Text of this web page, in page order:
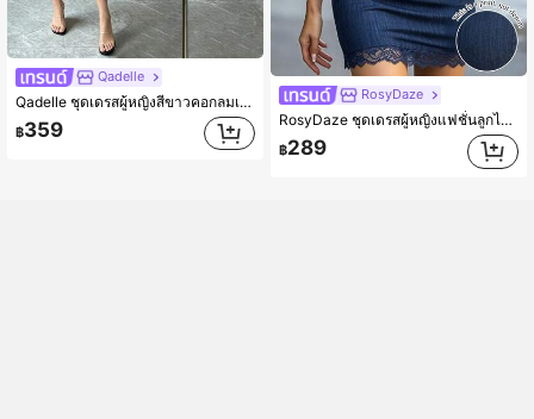
Qadelle
Qadelle ชุดเดรสผู้หญิงสีขาวคอกลมเอวสั้นทรงเอไลน์สำหรับใส่ไปทำงานพร้อมการตกแต่งลูกไม้
฿359
RosyDaze
RosyDaze ชุดเดรสผู้หญิงแฟชั่นลูกไม้คอวี ยืดหยุ่นสูง แขน 3/4 ทรงเข้ารูป บอดี้คอน ลายพิมพ์
฿289